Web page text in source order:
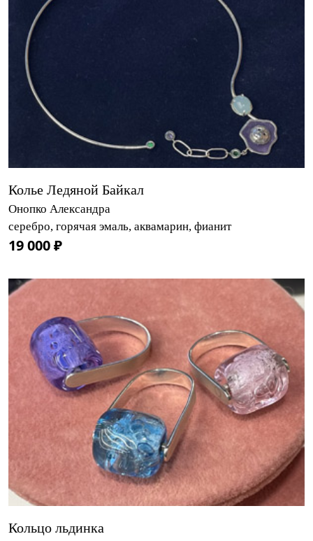
Колье Ледяной Байкал
Онопко Александра
серебро, горячая эмаль, аквамарин, фианит
19 000 ₽
Кольцо льдинка